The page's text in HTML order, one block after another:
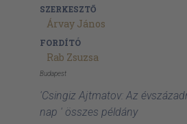
SZERKESZTŐ
Árvay János
FORDÍTÓ
Rab Zsuzsa
Budapest
'Csingiz Ajtmatov: Az
nap ' összes példány